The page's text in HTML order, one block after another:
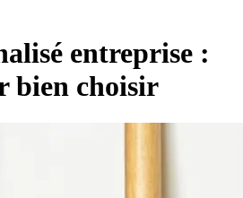
entreprise :
bien choisir